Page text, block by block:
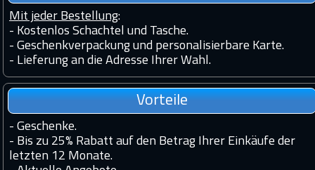
Mit jeder Bestellung:
- Kostenlos Schachtel und Tasche.
- Geschenkverpackung und personalisierbare Karte.
- Lieferung an die Adresse Ihrer Wahl.
Vorteile
- Geschenke.
- Bis zu 25% Rabatt auf den Betrag Ihrer Einkäufe der
letzten 12 Monate.